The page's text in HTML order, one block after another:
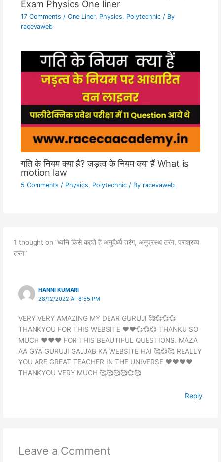
Exam Physics One liner
17 Comments / One Liner, Physics, Polytechnic/ By
racevaweb
गति के नियम क्या है? जड़त्व के नियम क्या हैं What is
motion law
5 Comments / Physics, Polytechnic/ By racevaweb
1 thought on “ध्वनि किसे कहते हैं अनुदैर्ध्य तरंग, अनुप्रस्थ तरंग, पराश्रब्य
तरंग”
HANNI KUMARI
28/12/2022 AT 8:55 PM
VERY VERY AMAZING MY DEAR GURUJI 🥰💞💞💞
THANKYOU FOR THIS WEBSITE ❤️❤️💞💞💞 THANKU SO
MUCH ❤️❤️❤️ FOR THIS BEAUTIFUL QUESTIONS. MAZA
AA GYA GURUJI GAJJAB KA WEBSITE HAI 🥰💞🥰 REALLY
YOU ARE GREAT TEACHER IN THE UNIVERSE ❤️❤️❤️❤️
THANKYOU VERY MUCH 🥰🥰🥰🥰💞🥰
Reply
Leave a Comment